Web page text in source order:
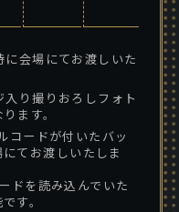
会場にてお渡しいた
り撮りおろしフォト
ます。
ードが付いたバッ
てお渡しいたしま
ドを読み込んでいた
す。